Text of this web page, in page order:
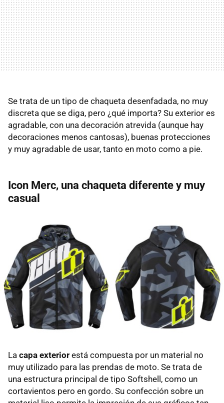
Se trata de un tipo de chaqueta desenfadada, no muy
discreta que se diga, pero ¿qué importa? Su exterior es
agradable, con una decoración atrevida (aunque hay
decoraciones menos cantosas), buenas protecciones
y muy agradable de usar, tanto en moto como a pie.
Icon Merc, una chaqueta diferente y muy
casual
La capa exterior está compuesta por un material no
muy utilizado para las prendas de moto. Se trata de
una estructura principal de tipo Softshell, como un
cortavientos pero en gordo. Su confección sobre un